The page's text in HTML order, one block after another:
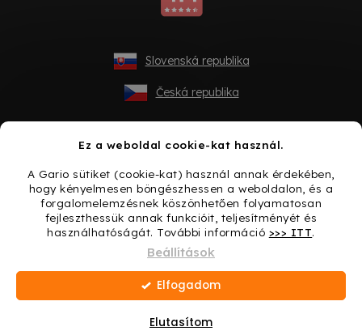
Ez a weboldal cookie-kat használ.
A Gario sütiket (cookie-kat) használ annak érdekében,
hogy kényelmesen böngészhessen a weboldalon, és a
forgalomelemzésnek köszönhetően folyamatosan
fejleszthessük annak funkcióit, teljesítményét és
használhatóságát. További információ >>> ITT.
Beállítások
Elutasítom
Elfogadom
Ajándék minden vásárláshoz → Lepje meg magát még
Slovenská republika
Česká republika
Shoptet készítette
Copyright 2026Gario.hu. Minden jog fenntartva.Süti
beállítások szerkesztése